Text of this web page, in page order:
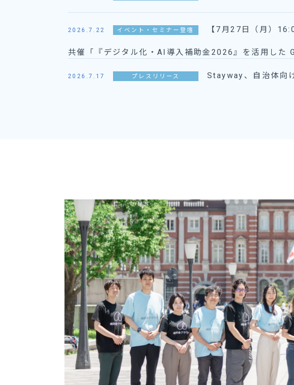
2026.7.22 イベント・セミナー登壇 【7月27日（月）
共催「『デジタル化・AI導入補助金2026』を活用し
2026.7.17 プレスリリース Stayway、自治体向